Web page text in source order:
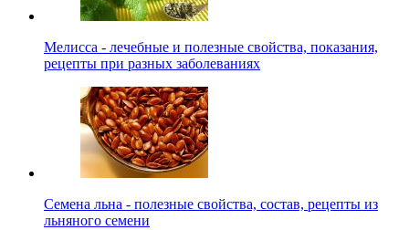
Мелисса - лечебные и полезные свойства, показания,
рецепты при разных заболеваниях
Семена льна - полезные свойства, состав, рецепты из
льняного семени